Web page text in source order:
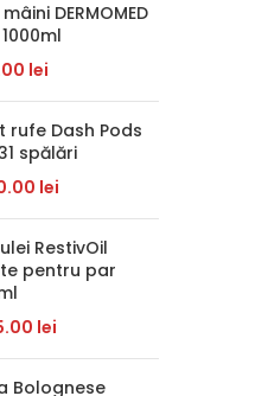
DERMOMED
lei
rufe Dash Pods
spălări
lei
RestivOil
pentru par
lei
Bolognese